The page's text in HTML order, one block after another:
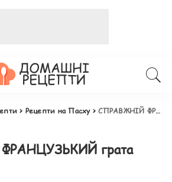
> Рецепти на Пасху>СПРАВЖНІЙ ФРАНЦУЗЬКИЙ грата ДОФІНУА
грата